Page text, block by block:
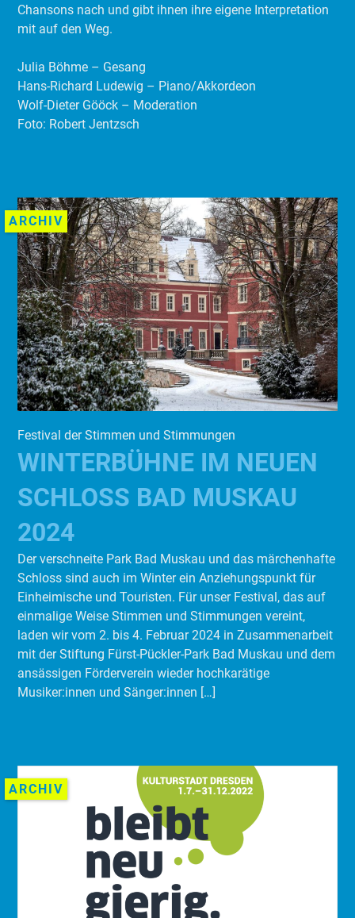
Chansons nach und gibt ihnen ihre eigene Interpretation
mit auf den Weg.
Julia Böhme – Gesang
Hans-Richard Ludewig – Piano/Akkordeon
Wolf-Dieter Gööck – Moderation
Foto: Robert Jentzsch
ARCHIV
Festival der Stimmen und Stimmungen
WINTERBÜHNE IM NEUEN
SCHLOSS BAD MUSKAU
2024
Der verschneite Park Bad Muskau und das märchenhafte
Schloss sind auch im Winter ein Anziehungspunkt für
Einheimische und Touristen. Für unser Festival, das auf
einmalige Weise Stimmen und Stimmungen vereint,
laden wir vom 2. bis 4. Februar 2024 in Zusammenarbeit
mit der Stiftung Fürst-Pückler-Park Bad Muskau und dem
ansässigen Förderverein wieder hochkarätige
Musiker:innen und Sänger:innen […]
ARCHIV